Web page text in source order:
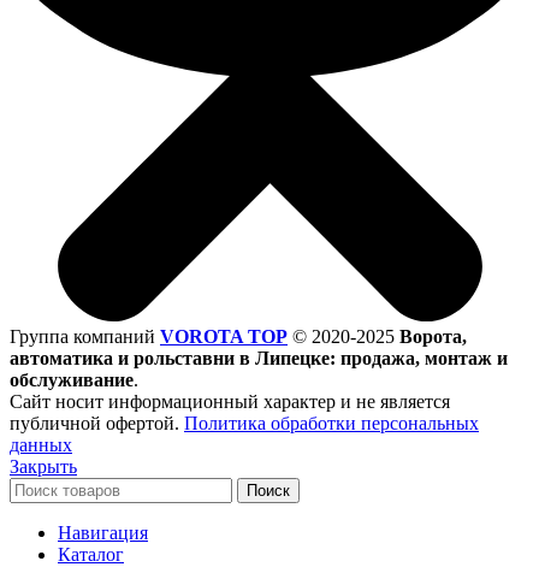
Группа компаний VOROTA TOP © 2020-2025 Ворота,
автоматика и рольставни в Липецке: продажа, монтаж и
обслуживание.
Сайт носит информационный характер и не является
публичной офертой. Политика обработки персональных
данных
Закрыть
Поиск
Навигация
Каталог